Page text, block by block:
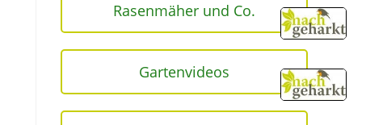
Rasenmäher und Co.
Gartenvideos